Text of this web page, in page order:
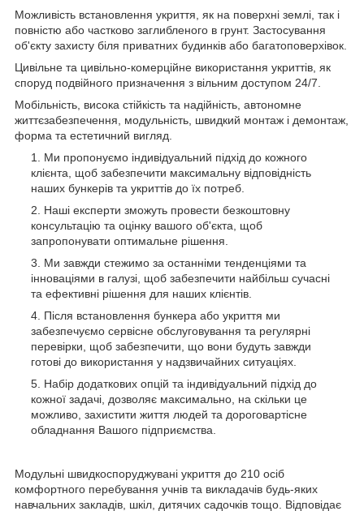
Можливість встановлення укриття, як на поверхні землі, так і
повністю або частково заглибленого в грунт. Застосування
об'єкту захисту біля приватних будинків або багатоповерхівок.
Цивільне та цивільно-комерційне використання укриттів, як
споруд подвійного призначення з вільним доступом 24/7.
Мобільність, висока стійкість та надійність, автономне
життєзабезпечення, модульність, швидкий монтаж і демонтаж,
форма та естетичний вигляд.
Ми пропонуємо індивідуальний підхід до кожного
клієнта, щоб забезпечити максимальну відповідність
наших бункерів та укриттів до їх потреб.
Наші експерти зможуть провести безкоштовну
консультацію та оцінку вашого об'єкта, щоб
запропонувати оптимальне рішення.
Ми завжди стежимо за останніми тенденціями та
інноваціями в галузі, щоб забезпечити найбільш сучасні
та ефективні рішення для наших клієнтів.
Після встановлення бункера або укриття ми
забезпечуємо сервісне обслуговування та регулярні
перевірки, щоб забезпечити, що вони будуть завжди
готові до використання у надзвичайних ситуаціях.
Набір додаткових опцій та індивідуальний підхід до
кожної задачі, дозволяє максимально, на скільки це
можливо, захистити життя людей та дороговартісне
обладнання Вашого підприємства.
Модульні швидкоспоруджувані укриття до 210 осіб
комфортного перебування учнів та викладачів будь-яких
навчальних закладів, шкіл, дитячих садочків тощо. Відповідає